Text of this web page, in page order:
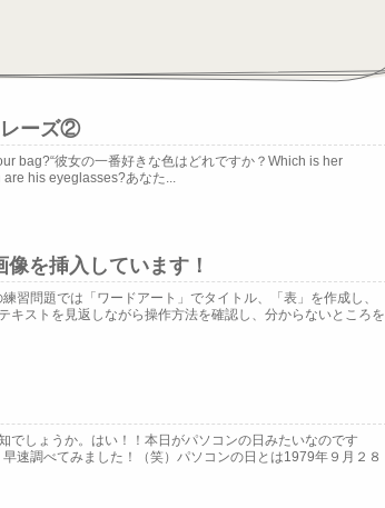
レーズ②
bag?“彼女の一番好きな色はどれですか？Which is her
his eyeglasses?あなた...
を挿入しています！
習問題では「ワードアート」でタイトル、「表」を作成し、
キストを見返しながら操作方法を確認し、分からないところを
でしょうか。はい！！本日がパソコンの日みたいなのです
調べてみました！（笑）パソコンの日とは1979年９月２８